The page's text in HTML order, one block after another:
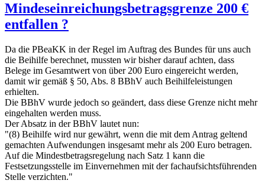
Mindeseinreichungsbetragsgrenze 200 €
entfallen ?
Da die PBeaKK in der Regel im Auftrag des Bundes für uns auch
die Beihilfe berechnet, mussten wir bisher darauf achten, dass
Belege im Gesamtwert von über 200 Euro eingereicht werden,
damit wir gemäß § 50, Abs. 8 BBhV auch Beihilfeleistungen
erhielten.
Die BBhV wurde jedoch so geändert, dass diese Grenze nicht mehr
eingehalten werden muss.
Der Absatz in der BBhV lautet nun:
"(8) Beihilfe wird nur gewährt, wenn die mit dem Antrag geltend
gemachten Aufwendungen insgesamt mehr als 200 Euro betragen.
Auf die Mindestbetragsregelung nach Satz 1 kann die
Festsetzungsstelle im Einvernehmen mit der fachaufsichtsführenden
Stelle verzichten."